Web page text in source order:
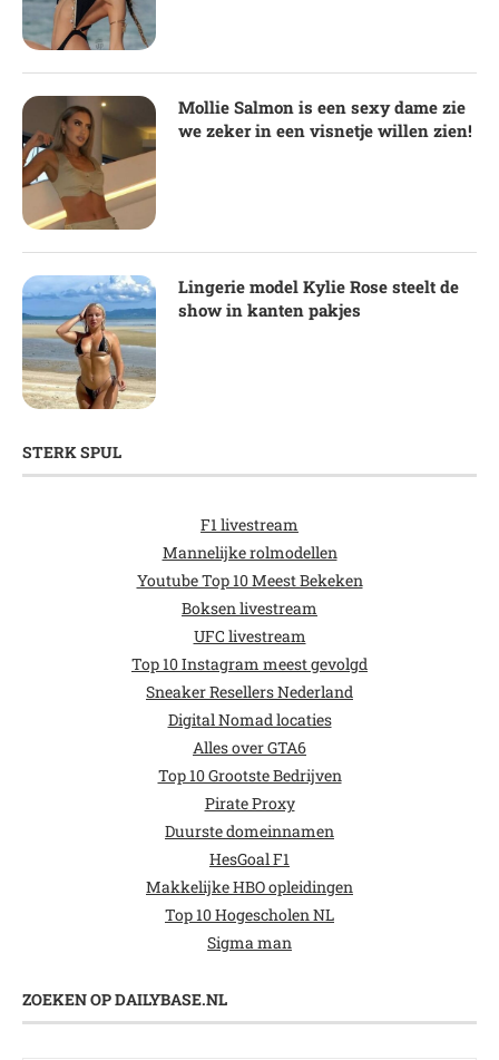
Mollie Salmon is een sexy dame zie
we zeker in een visnetje willen zien!
Lingerie model Kylie Rose steelt de
show in kanten pakjes
STERK SPUL
F1 livestream
Mannelijke rolmodellen
Youtube Top 10 Meest Bekeken
Boksen livestream
UFC livestream
Top 10 Instagram meest gevolgd
Sneaker Resellers Nederland
Digital Nomad locaties
Alles over GTA6
Top 10 Grootste Bedrijven
Pirate Proxy
Duurste domeinnamen
HesGoal F1
Makkelijke HBO opleidingen
Top 10 Hogescholen NL
Sigma man
ZOEKEN OP DAILYBASE.NL